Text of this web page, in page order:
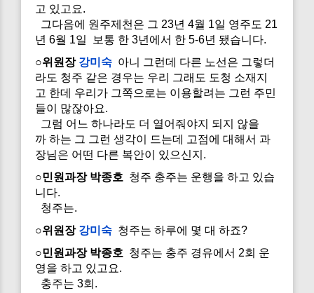
고 있고요.
그다음에 원주제천은 그 23년 4월 1일 영주도 21
년 6월 1일 보통 한 3년에서 한 5-6년 됐습니다.
○위원장 강미숙 아니 그런데 다른 노선은 그렇더
라도 청주 같은 경우는 우리 그래도 도청 소재지
고 한데 우리가 그쪽으로는 이용할려는 그런 주민
들이 많잖아요.
그럼 어느 하나라도 더 열어줘야지 되지 않을
까 하는 그 그런 생각이 드는데 고점에 대해서 과
장님은 어떤 다른 복안이 있으신지.
○민원과장 박종호 청주 충주는 운행을 하고 있습
니다.
청주는.
○위원장 강미숙 청주는 하루에 몇 대 하죠?
○민원과장 박종호 청주는 충주 경유에서 2회 운
영을 하고 있고요.
충주는 3회.